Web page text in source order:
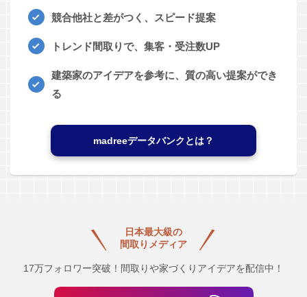
競合他社と差がつく、スピード提案
トレンド間取りで、集客・受注数UP
建築家のアイデアを参考に、質の高い提案ができ
る
madreeデータバンクとは？
日本最大級の
間取りメディア
17万フォロワー突破！間取りや家づくりアイデアを配信中！